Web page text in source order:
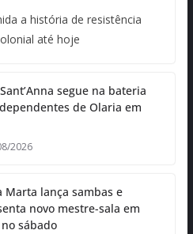
a história de resistência
até hoje
segue na bateria
de Olaria em
2026
Marta lança sambas e
novo mestre-sala em
sábado